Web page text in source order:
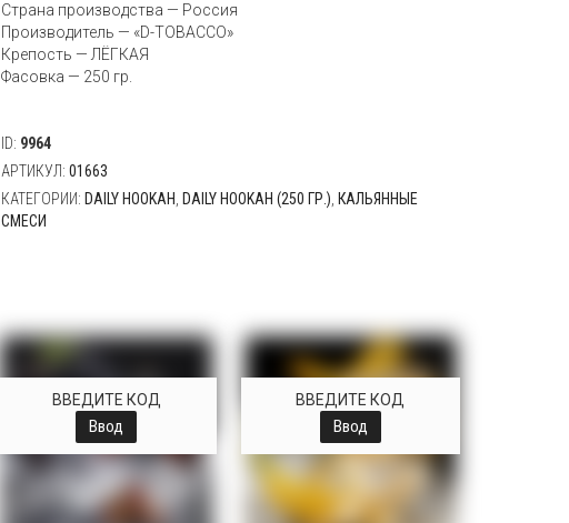
Страна производства — Россия
Производитель — «D-TOBACCO»
Крепость — ЛЁГКАЯ
Фасовка — 250 гр.
ID: 9964
АРТИКУЛ:01663
КАТЕГОРИИ: DAILY HOOKAH DAILY HOOKAH (250 ГР.) КАЛЬЯННЫЕ
СМЕСИ
ВВЕДИТЕ КОД
Ввод
ВВЕДИТЕ КОД
Ввод